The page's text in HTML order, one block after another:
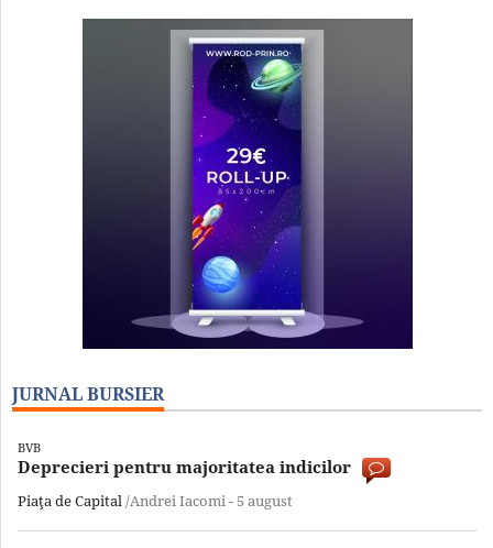
JURNAL BURSIER
BVB
Deprecieri pentru majoritatea indicilor
Piaţa de Capital/Andrei Iacomi - 5 august